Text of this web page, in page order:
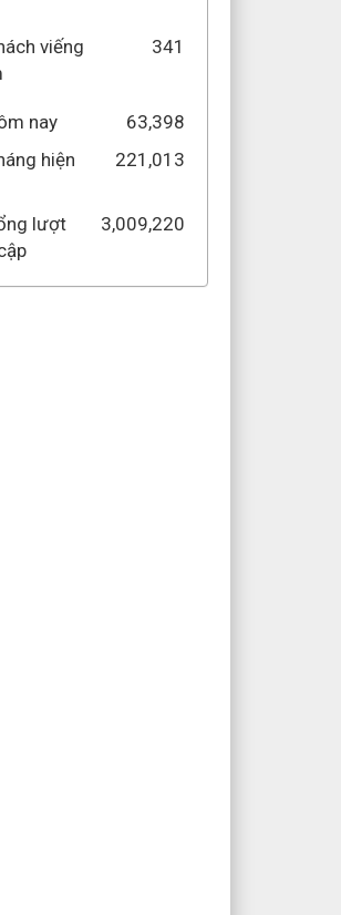
viếng
341
nay
63,398
hiện
221,013
lượt
3,009,220